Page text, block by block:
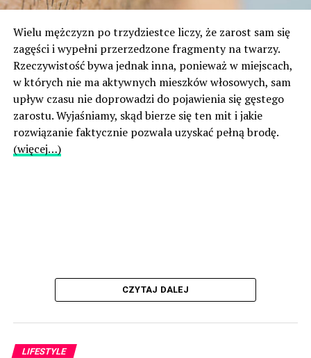
Wielu mężczyzn po trzydziestce liczy, że zarost sam się
zagęści i wypełni przerzedzone fragmenty na twarzy.
Rzeczywistość bywa jednak inna, ponieważ w miejscach,
w których nie ma aktywnych mieszków włosowych, sam
upływ czasu nie doprowadzi do pojawienia się gęstego
zarostu. Wyjaśniamy, skąd bierze się ten mit i jakie
rozwiązanie faktycznie pozwala uzyskać pełną brodę.
(więcej…)
CZYTAJ DALEJ
LIFESTYLE